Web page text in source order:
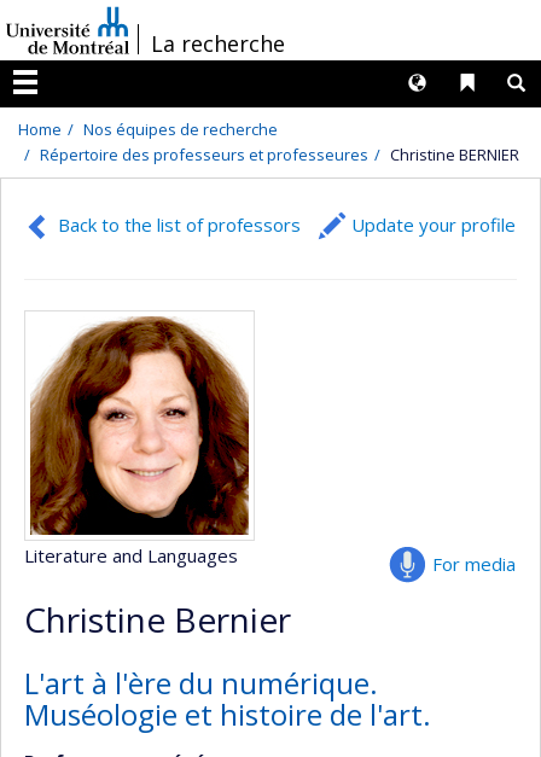
au
contenu
/La recherche
Menu
Liens
Langues
Home
Nos équipes de recherche
Répertoire des professeurs et professeures
Christine BERNIER
Back to the list of professors Update your profile
For media
Literature and Languages
Christine Bernier
L'art à l'ère du numérique.
Muséologie et histoire de l'art.